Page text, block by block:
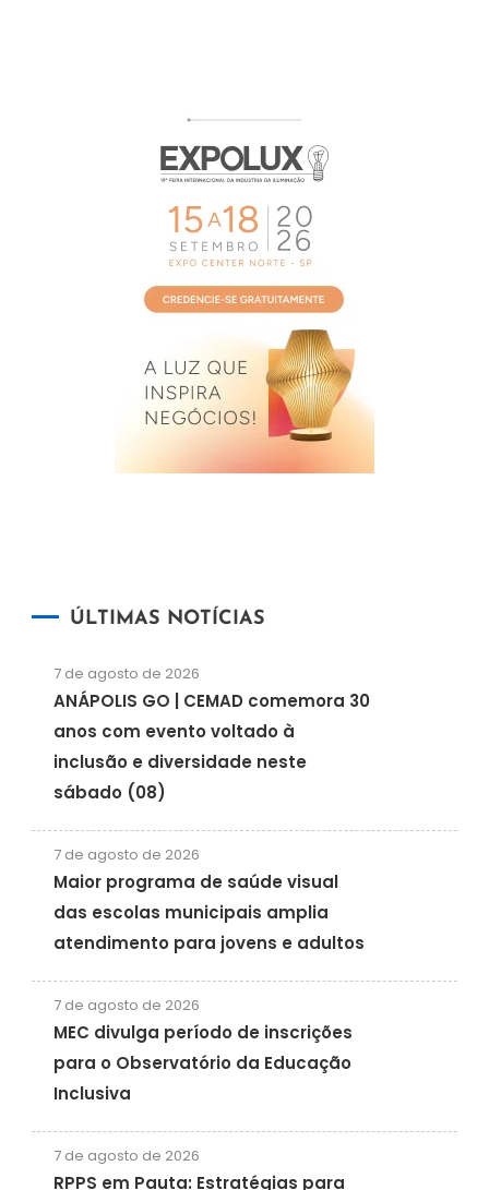
ÚLTIMAS NOTÍCIAS
7 de agosto de 2026
ANÁPOLIS GO | CEMAD comemora 30
anos com evento voltado à
inclusão e diversidade neste
sábado (08)
7 de agosto de 2026
Maior programa de saúde visual
das escolas municipais amplia
atendimento para jovens e adultos
7 de agosto de 2026
MEC divulga período de inscrições
para o Observatório da Educação
Inclusiva
7 de agosto de 2026
RPPS em Pauta: Estratégias para